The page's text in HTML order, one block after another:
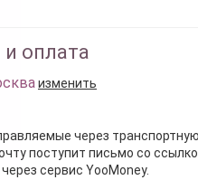
оплата
изменить
через
поступит письмо со
сервис YooMoney.